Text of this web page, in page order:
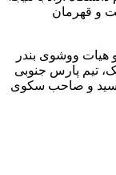
و قهرمان
هیات ووشوی بندر
تیم پارس جنوبی
رسید و صاحب سکوی